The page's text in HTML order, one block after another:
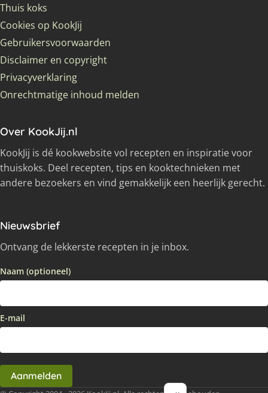
Thuis koks
Cookies op KookJij
Gebruikersvoorwaarden
Disclaimer en copyright
Privacyverklaring
Onrechtmatige inhoud melden
Over KookJij.nl
KookJij is dé kookwebsite vol recepten en inspiratie voor
thuiskoks. Deel recepten, tips en kooktechnieken met
andere bezoekers en vind gemakkelijk een heerlijk gerecht.
Nieuwsbrief
Ontvang de lekkerste recepten in je inbox.
Naam (optioneel)
E-mail
Aanmelden